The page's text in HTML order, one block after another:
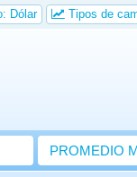
Dólar Tipos de
PROMEDIO